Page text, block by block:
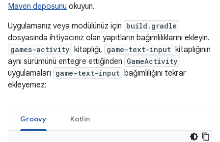
Maven deposunu okuyun.
Uygulamanız veya modülünüz için build.gradle
dosyasında ihtiyacınız olan yapıtların bağımlılıklarını ekleyin.
games-activity kitaplığı, game-text-input kitaplığının
aynı sürümünü entegre ettiğinden GameActivity
uygulamaları game-text-input bağımlılığını tekrar
ekleyemez:
Groovy Kotlin